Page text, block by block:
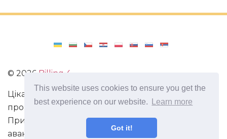
This website uses cookies to ensure you get the
best experience on our website.
Learn more
Got it!
© 2026 Billing 4
Цікаві та захоплюючі факти з усього світу. Статті
про виживання в непередбачених ситуаціях.
Пригоди, маршрути і спосіб життя сучасного
авантюриста. Все про мистецтво магії.